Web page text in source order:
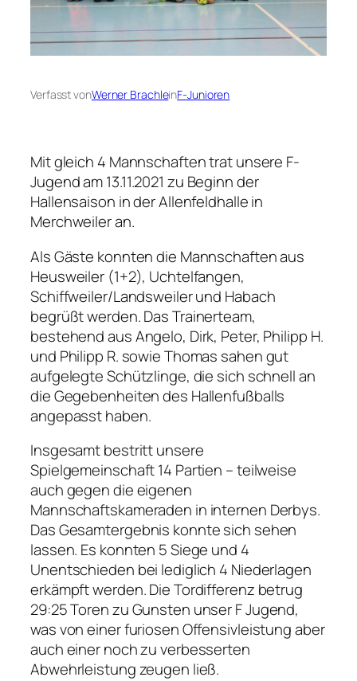
Verfasst vonWerner BrachleinF-Junioren
Mit gleich 4 Mannschaften trat unsere F-
Jugend am 13.11.2021 zu Beginn der
Hallensaison in der Allenfeldhalle in
Merchweiler an.
Als Gäste konnten die Mannschaften aus
Heusweiler (1+2), Uchtelfangen,
Schiffweiler/Landsweiler und Habach
begrüßt werden. Das Trainerteam,
bestehend aus Angelo, Dirk, Peter, Philipp H.
und Philipp R. sowie Thomas sahen gut
aufgelegte Schützlinge, die sich schnell an
die Gegebenheiten des Hallenfußballs
angepasst haben.
Insgesamt bestritt unsere
Spielgemeinschaft 14 Partien – teilweise
auch gegen die eigenen
Mannschaftskameraden in internen Derbys.
Das Gesamtergebnis konnte sich sehen
lassen. Es konnten 5 Siege und 4
Unentschieden bei lediglich 4 Niederlagen
erkämpft werden. Die Tordifferenz betrug
29:25 Toren zu Gunsten unser F Jugend,
was von einer furiosen Offensivleistung aber
auch einer noch zu verbesserten
Abwehrleistung zeugen ließ.